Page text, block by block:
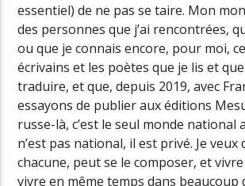
essentiel) de ne pas se taire. Mon
des personnes que j’ai rencontrées,
ou que je connais encore, pour moi,
écrivains et les poètes que je lis et que
traduire, et que, depuis 2019, avec
essayons de publier aux éditions
russe-là, c’est le seul monde national
n’est pas national, il est privé. Je veux
chacune, peut se le composer, et
vivre en même temps dans beaucoup